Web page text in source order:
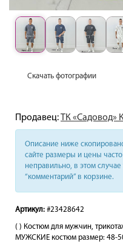
Скачать фотографии
Продавец:ТК «Садовод»
Описание ниже
сайте размеры и цены
неправильно, в этом
“комментарий” в корзине.
Артикул: #23428642
( ) Костюм для мужчин,
МУЖСКИЕ костюм размер: 48-